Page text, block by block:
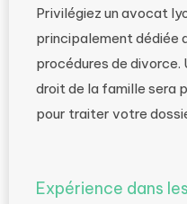
Privilégiez un avocat
principalement dédiée
procédures de
droit de la famille sera
pour traiter votre
Expérience dans